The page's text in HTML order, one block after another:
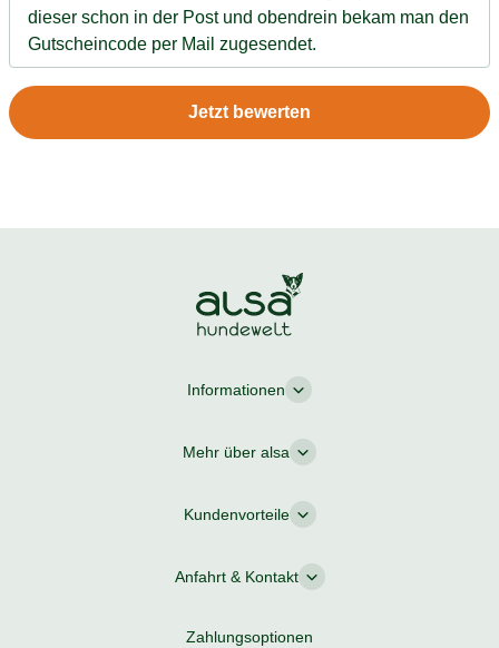
dieser schon in der Post und obendrein bekam man den
Gutscheincode per Mail zugesendet.
Jetzt bewerten
Informationen
Mehr über alsa
Kundenvorteile
Anfahrt & Kontakt
Zahlungsoptionen